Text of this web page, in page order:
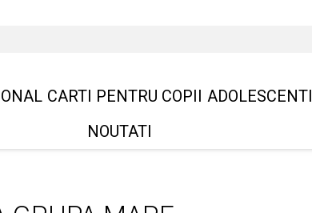
CARTI PENTRU COPII ADOLESCENTI
NOUTATI